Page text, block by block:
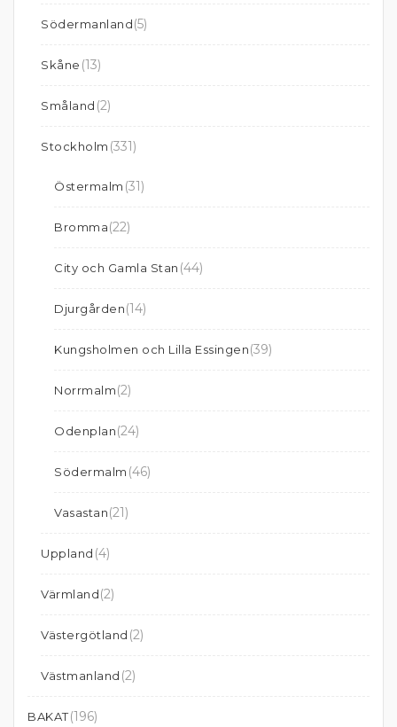
Södermanland(5)
Skåne (13)
Småland (2)
Stockholm (331)
Östermalm (31)
Bromma(22)
City och Gamla Stan (44)
Djurgården(14)
Kungsholmen och Lilla Essingen(39)
Norrmalm(2)
Odenplan(24)
Södermalm (46)
Vasastan(21)
Uppland (4)
Värmland(2)
Västergötland (2)
Västmanland (2)
BAKAT(196)